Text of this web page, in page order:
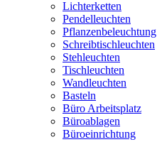
Lichterketten
Pendelleuchten
Pflanzenbeleuchtung
Schreibtischleuchten
Stehleuchten
Tischleuchten
Wandleuchten
Basteln
Büro Arbeitsplatz
Büroablagen
Büroeinrichtung